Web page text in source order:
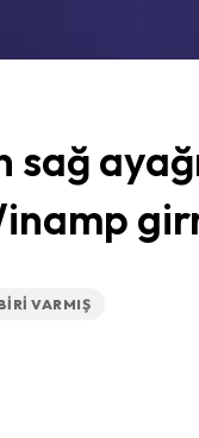
sağ
VARMIŞ